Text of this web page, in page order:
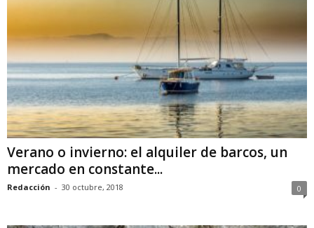
Verano o invierno: el alquiler de barcos, un
mercado en constante...
Redacción - 30 octubre, 2018 0